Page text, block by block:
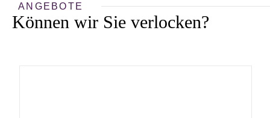
ANGEBOTE
Können wir Sie verlocken?